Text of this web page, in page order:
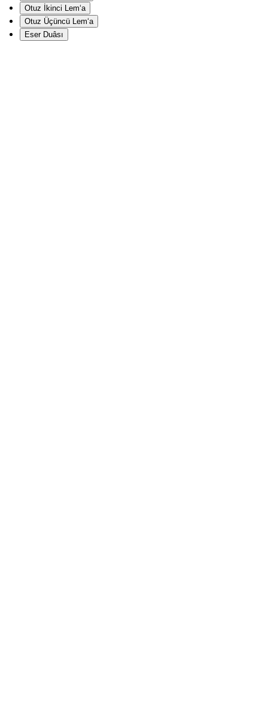
Otuz İkinci Lem‘a
Otuz Üçüncü Lem‘a
Eser Duâsı